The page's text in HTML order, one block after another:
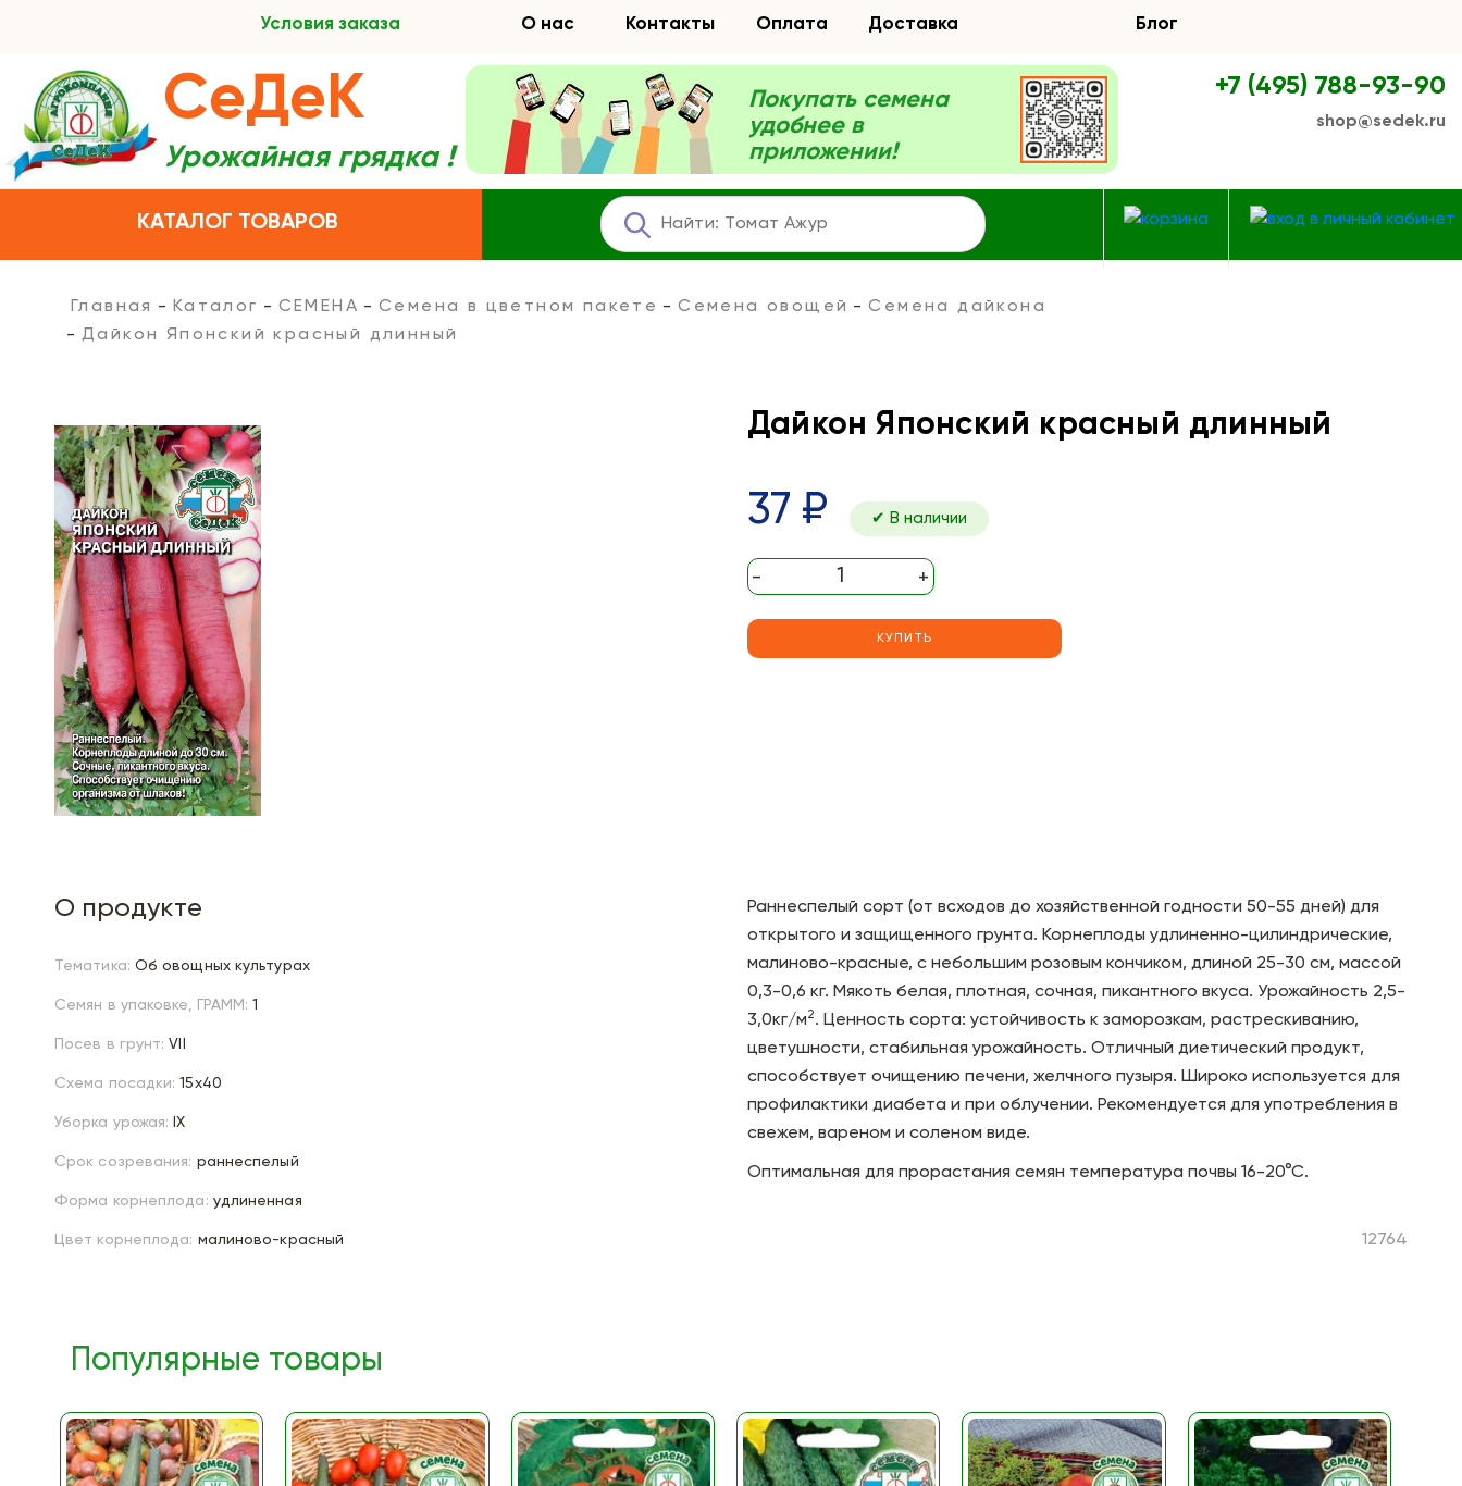
Условия заказа О нас Контакты Оплата Доставка Блог
КАТАЛОГ ТОВАРОВ
СеДеК
Урожайная грядка !
Покупать семена
удобнее в
приложении!
+7 (495) 788-93-90
shop@sedek.ru
Главная Каталог СЕМЕНА Семена в цветном пакете Семена овощей
Семена дайкона
Дайкон Японский красный длинный
Дайкон Японский красный длинный
37 ₽ ✔ В наличии
- +
КУПИТЬ
О продукте
Тематика: Об овощных культурах
Семян в упаковке, ГРАММ: 1
Посев в грунт: VII
Схема посадки: 15х40
Уборка урожая: IX
Срок созревания: раннеспелый
Форма корнеплода: удлиненная
Цвет корнеплода: малиново-красный
Раннеспелый сорт (от всходов до хозяйственной годности 50-55 дней) для
открытого и защищенного грунта. Корнеплоды удлиненно-цилиндрические,
малиново-красные, с небольшим розовым кончиком, длиной 25-30 см, массой
0,3-0,6 кг. Мякоть белая, плотная, сочная, пикантного вкуса. Урожайность 2,5-
3,0кг/м2. Ценность сорта: устойчивость к заморозкам, растрескиванию,
цветушности, стабильная урожайность. Отличный диетический продукт,
способствует очищению печени, желчного пузыря. Широко используется для
профилактики диабета и при облучении. Рекомендуется для употребления в
свежем, вареном и соленом виде.
Оптимальная для прорастания семян температура почвы 16-20°С.
12764
Популярные товары